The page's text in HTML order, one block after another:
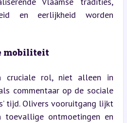
en eerlijkheid worden
mobiliteit
cruciale rol, niet alleen in
commentaar op de sociale
tijd. Olivers vooruitgang lijkt
toevallige ontmoetingen en